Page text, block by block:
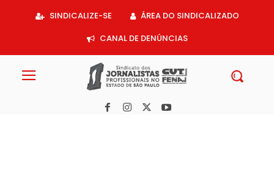
SINDICALIZE-SE
ÁREA DO SINDICALIZADO
CANAL DE DENÚNCIAS